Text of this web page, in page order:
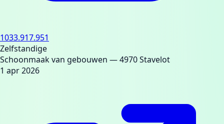
1033.917.951
Zelfstandige
Schoonmaak van gebouwen — 4970 Stavelot
1 apr 2026